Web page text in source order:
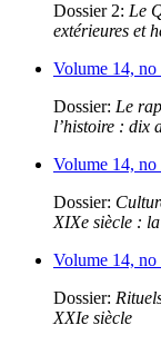
Dossier 2: Le
extérieures et
Volume 14,
Dossier: Le
l’histoire : dix
Volume 14,
Dossier:
XIXe siècle :
Volume 14, no
Dossier:
XXIe siècle